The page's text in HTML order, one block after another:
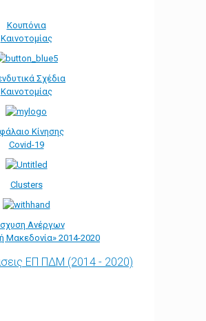
Κουπόνια
Καινοτομίας
Σχέδια
Καινοτομίας
Κίνησης
Covid-19
Clusters
Ανέργων
Μακεδονία» 2014-2020
ΕΠ ΠΔΜ (2014 - 2020)